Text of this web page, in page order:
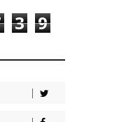
3 9